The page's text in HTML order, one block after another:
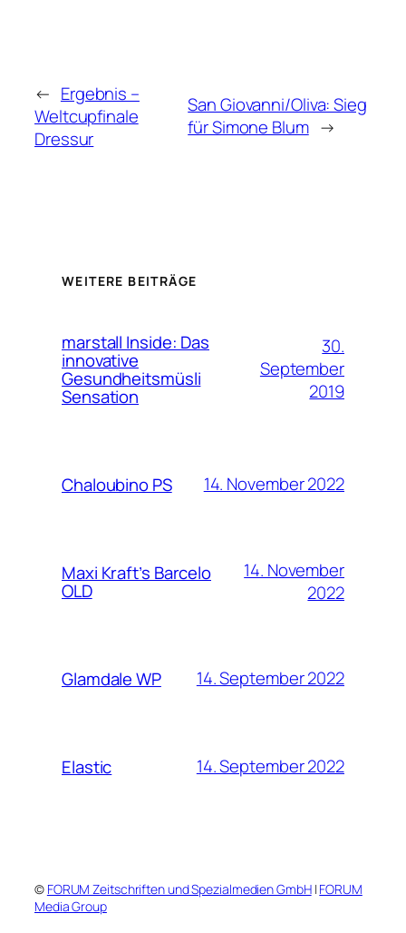
← Ergebnis –
Weltcupfinale
Dressur
San Giovanni/Oliva: Sieg
für Simone Blum →
WEITERE BEITRÄGE
marstall Inside: Das
innovative
Gesundheitsmüsli
Sensation
30.
September
2019
Chaloubino PS 14. November 2022
Maxi Kraft’s Barcelo
OLD
14. November
2022
Glamdale WP 14. September 2022
Elastic 14. September 2022
© FORUM Zeitschriften und Spezialmedien GmbH| FORUM
Media Group